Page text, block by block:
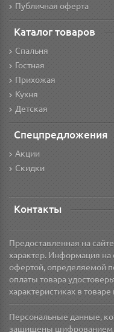
Публичная оферта
Каталог товаров
Спальня
Гостная
Прихожая
Кухня
Детская
Спецпредложения
Акции
Скидки
Контакты
Предоставленная на
характер. Информация на
офертой, определяемой
оплаты товара
характеристиках в
Персональные данные,
защищены шифрованием